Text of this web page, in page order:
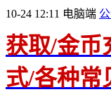
10-24 12:11 电脑端
获取/金币
式/各种常